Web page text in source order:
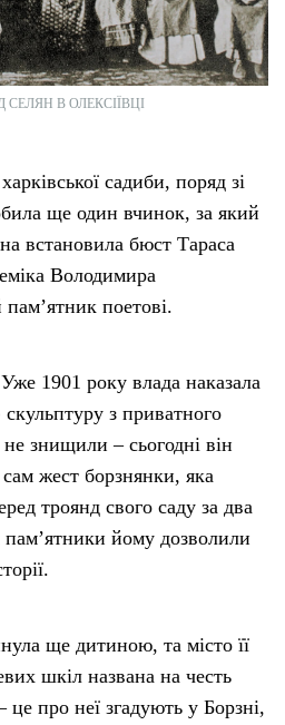
В ОЛЕКСІЇВЦІ
садиби, поряд зі
ще один вчинок, за який
встановила бюст Тараса
Володимира
поетові.
1901 року влада наказала
з приватного
знищили – сьогодні він
сам жест борзнянки, яка
троянд свого саду за два
памʼятники йому дозволили
ще дитиною, та місто її
шкіл названа на честь
про неї згадують у Борзні,